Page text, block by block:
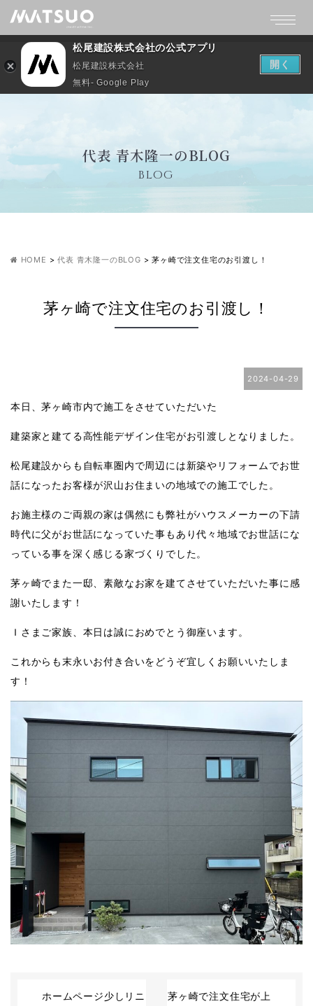
代表 青木隆一のBLOG
BLOG
HOME >代表 青木隆一のBLOG >茅ヶ崎で注文住宅のお引渡し！
茅ヶ崎で注文住宅のお引渡し！
2024-04-29
本日、茅ヶ崎市内で施工をさせていただいた
建築家と建てる高性能デザイン住宅がお引渡しとなりました。
松尾建設からも自転車圏内で周辺には新築やリフォームでお世
話になったお客様が沢山お住まいの地域での施工でした。
お施主様のご両親の家は偶然にも弊社がハウスメーカーの下請
時代に父がお世話になっていた事もあり代々地域でお世話にな
っている事を深く感じる家づくりでした。
茅ヶ崎でまた一邸、素敵なお家を建てさせていただいた事に感
謝いたします！
Ｉさまご家族、本日は誠におめでとう御座います。
これからも末永いお付き合いをどうぞ宜しくお願いいたしま
す！
ホームページ少しリニ
茅ヶ崎で注文住宅が上
松尾建設株式会社の公式アプリ
松尾建設株式会社
無料- Google Play
開く